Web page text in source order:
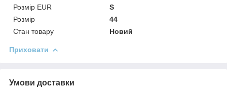
Розмір EUR
S
Розмір
44
Стан товару
Новий
Приховати
Умови доставки